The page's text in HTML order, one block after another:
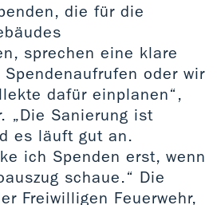
die für die
sprechen eine klare
Spendenaufrufen oder wir
dafür einplanen“,
„Die Sanierung ist
es läuft gut an.
ich Spenden erst, wenn
schaue.“ Die
Freiwilligen Feuerwehr,